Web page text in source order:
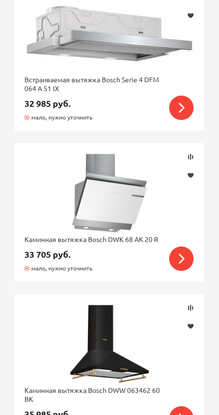
Встраиваемая вытяжка Bosch Serie 4 DFM
064 A 51 IX
32 985 руб.
мало, нужно уточнить
Каминная вытяжка Bosch DWK 68 AK 20 R
33 705 руб.
мало, нужно уточнить
Каминная вытяжка Bosch DWW 063462 60
BK